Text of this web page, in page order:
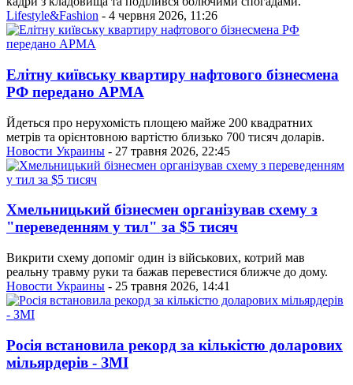
Lifestyle&Fashion - 4 червня 2026, 11:26
Елітну київську квартиру нафтового бізнесмена
РФ передано АРМА
Йдеться про нерухомість площею майже 200 квадратних
метрів та орієнтовною вартістю близько 700 тисяч доларів.
Новости Украины - 27 травня 2026, 22:45
Хмельницький бізнесмен організував схему з
"переведенням у тил" за $5 тисяч
Викрити схему допоміг один із військових, котрий мав
реальну травму руки та бажав перевестися ближче до дому.
Новости Украины - 25 травня 2026, 14:41
Росія встановила рекорд за кількістю доларових
мільярдерів - ЗМІ